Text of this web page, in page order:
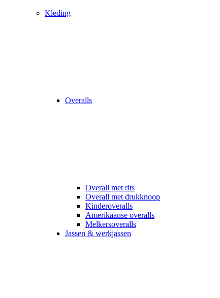
Kleding
Overalls
Overall met rits
Overall met drukknoop
Kinderoveralls
Amerikaanse overalls
Melkersoveralls
Jassen & werkjassen